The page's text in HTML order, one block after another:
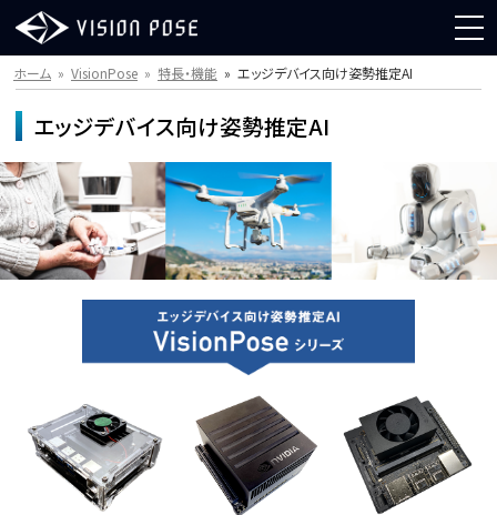
ホーム VisionPose 特長・機能 エッジデバイス向け姿勢推定AI
エッジデバイス向け姿勢推定AI